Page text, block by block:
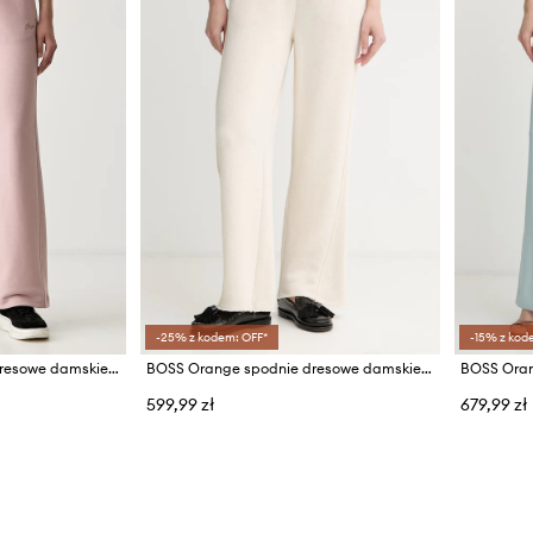
BOSS Orange spodnie dresowe damskie bawełniane C Endless
-25% z kodem: OFF*
BOSS Orange spodnie dresowe damskie C_Evia
599,99 zł
-15% z
679,99 zł